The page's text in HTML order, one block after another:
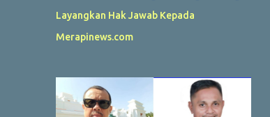
Layangkan Hak Jawab Kepada
Merapinews.com